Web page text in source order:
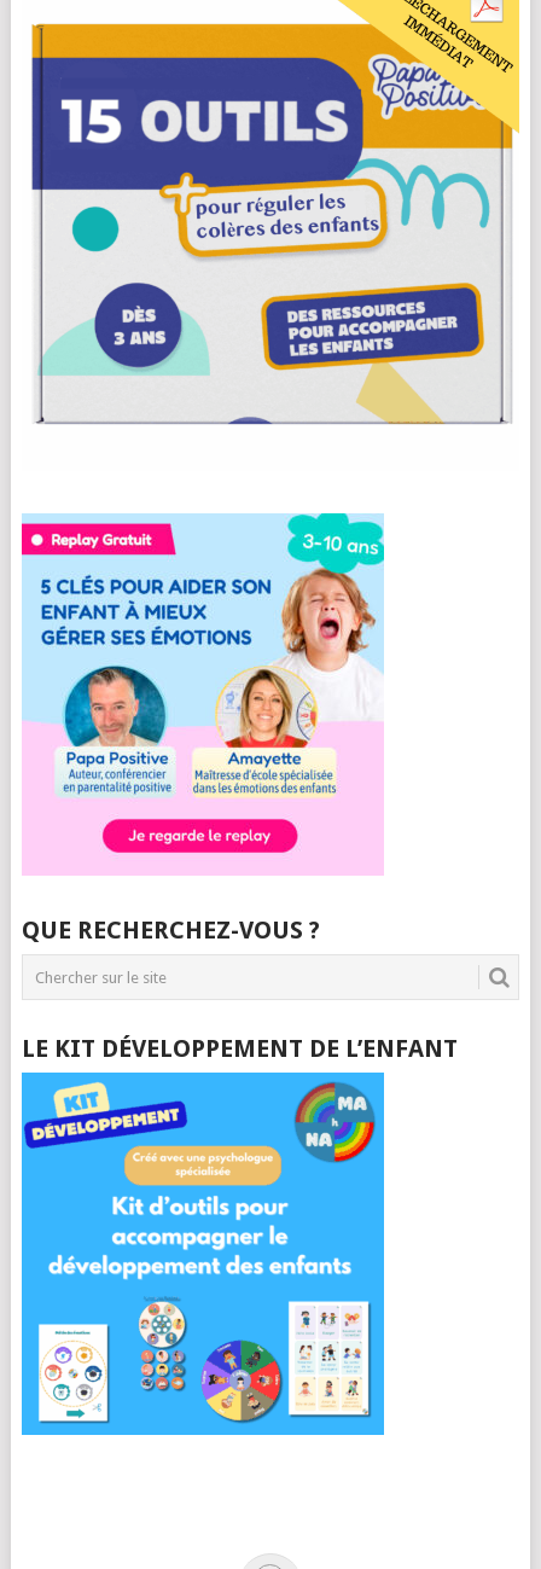
QUE RECHERCHEZ-VOUS ?
LE KIT DÉVELOPPEMENT DE L’ENFANT